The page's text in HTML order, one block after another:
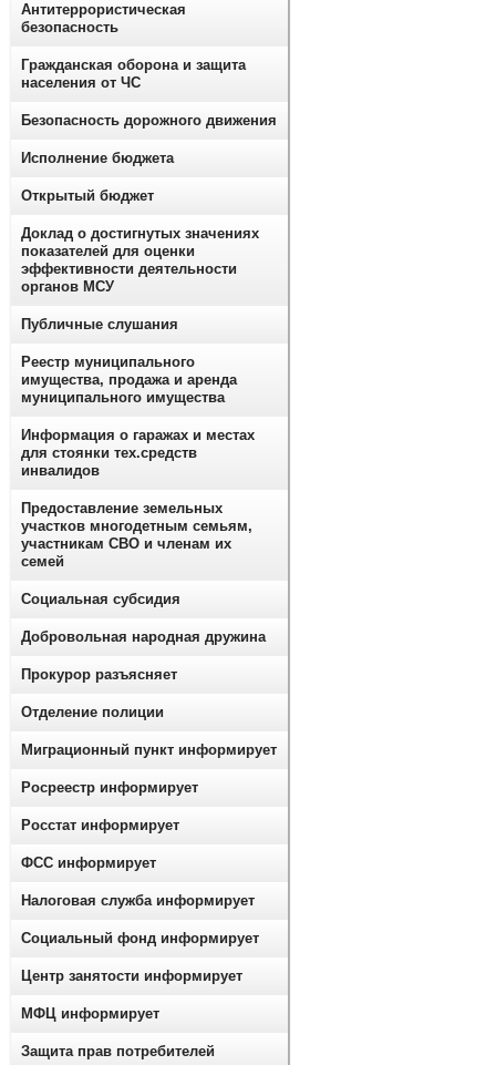
Антитеррористическая
безопасность
Гражданская оборона и защита
населения от ЧС
Безопасность дорожного движения
Исполнение бюджета
Открытый бюджет
Доклад о достигнутых значениях
показателей для оценки
эффективности деятельности
органов МСУ
Публичные слушания
Реестр муниципального
имущества, продажа и аренда
муниципального имущества
Информация о гаражах и местах
для стоянки тех.средств
инвалидов
Предоставление земельных
участков многодетным семьям,
участникам СВО и членам их
семей
Социальная субсидия
Добровольная народная дружина
Прокурор разъясняет
Отделение полиции
Миграционный пункт информирует
Росреестр информирует
Росстат информирует
ФСС информирует
Налоговая служба информирует
Социальный фонд информирует
Центр занятости информирует
МФЦ информирует
Защита прав потребителей